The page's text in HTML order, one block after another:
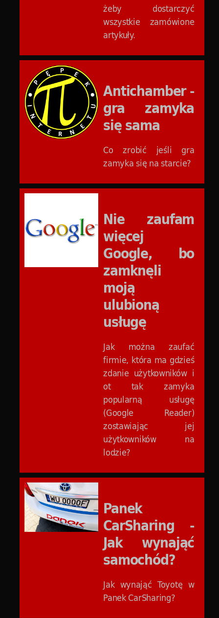
żeby dostarczyć
wszystkie zamówione
artykuły.
Antichamber -
gra zamyka
się sama
Co zrobić jeśli gra
zamyka się na starcie?
Nie zaufam
więcej
Google, bo
zamknęli
moją
ulubioną
usługę
Jak można zaufać
firmie, która ma gdzieś
zdanie użytkowników i
ot tak zamyka
popularną usługę
(Google Reader)
zostawiając jej
użytkowników na
lodzie?
Panek
CarSharing -
Jak wynająć
samochód?
Jak wynająć Toyotę w
Panek CarSharing?